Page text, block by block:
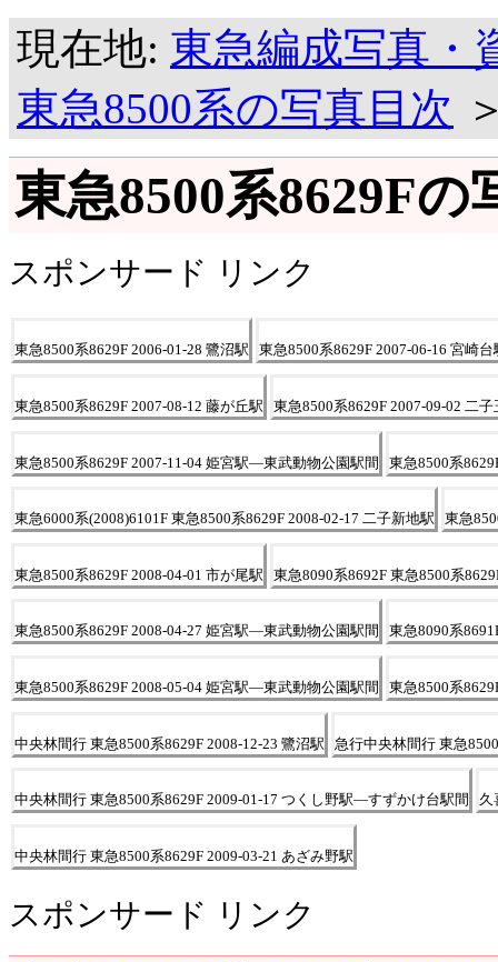
現在地: 東急編成写真・
東急8500系の写真目次
東急8500系8629Fの
スポンサード リンク
東急8500系8629F 2006-01-28 鷺沼駅 東急8500系8629F 2007-06-16 宮崎台
東急8500系8629F 2007-08-12 藤が丘駅 東急8500系8629F 2007-09-02 二子
東急8500系8629F 2007-11-04 姫宮駅―東武動物公園駅間 東急8500系
東急6000系(2008)6101F 東急8500系8629F 2008-02-17 二子新地駅 東急
東急8500系8629F 2008-04-01 市が尾駅 東急8090系8692F 東急8500系
東急8500系8629F 2008-04-27 姫宮駅―東武動物公園駅間 東急8090系
東急8500系8629F 2008-05-04 姫宮駅―東武動物公園駅間 東急8500系
中央林間行 東急8500系8629F 2008-12-23 鷺沼駅 急行中央林間行 東急
中央林間行 東急8500系8629F 2009-01-17 つくし野駅―すずかけ台駅間 久
中央林間行 東急8500系8629F 2009-03-21 あざみ野駅
スポンサード リンク